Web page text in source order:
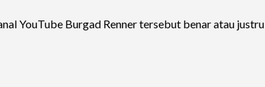
YouTube Burgad Renner tersebut benar atau justru